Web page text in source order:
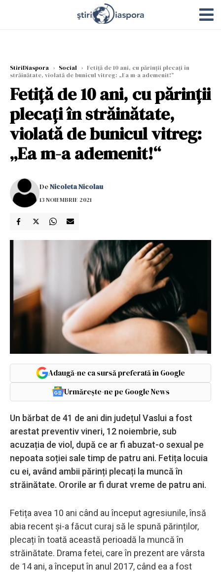
StiriDiaspora › Social › Fetiță de 10 ani, cu părinții plecați în
străinătate, violată de bunicul vitreg: „Ea m-a ademenit!“
Fetiță de 10 ani, cu părinții
plecați în străinătate,
violată de bunicul vitreg:
„Ea m-a ademenit!“
DeNicoleta Nicolau
13 NOIEMBRIE 2021
Adaugă-ne ca sursă preferată în Google
Urmărește-ne pe Google News
Un bărbat de 41 de ani din județul Vaslui a fost
arestat preventiv vineri, 12 noiembrie, sub
acuzația de viol, după ce ar fi abuzat-o sexual pe
nepoata soției sale timp de patru ani. Fetița locuia
cu ei, având ambii părinți plecați la muncă în
străinătate. Ororile ar fi durat vreme de patru ani.
Fetița avea 10 ani când au început agresiunile, însă
abia recent și-a făcut curaj să le spună părinților,
plecați în toată această perioadă la muncă în
străinătate. Drama fetei, care în prezent are vârsta
de 14 ani, a început în anul 2017, când ea a fost